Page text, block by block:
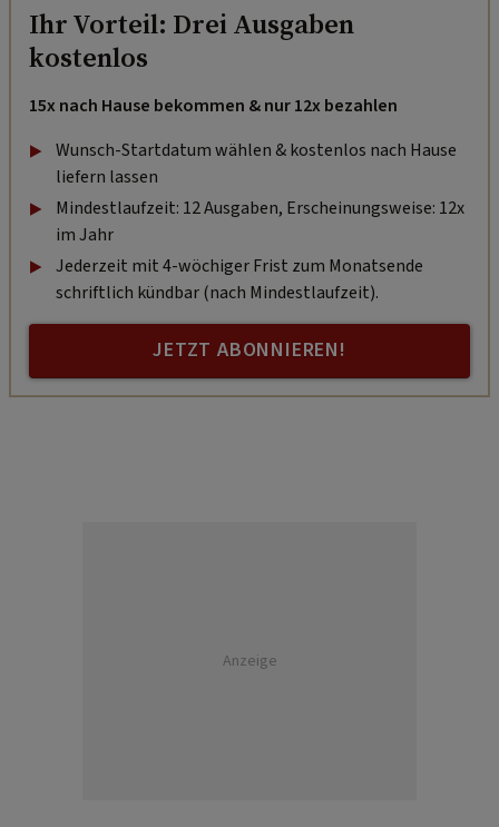
Ihr Vorteil: Drei Ausgaben
kostenlos
15x nach Hause bekommen & nur 12x bezahlen
Wunsch-Startdatum wählen & kostenlos nach Hause
liefern lassen
Mindestlaufzeit: 12 Ausgaben, Erscheinungsweise: 12x
im Jahr
Jederzeit mit 4-wöchiger Frist zum Monatsende
schriftlich kündbar (nach Mindestlaufzeit).
JETZT ABONNIEREN!
Anzeige